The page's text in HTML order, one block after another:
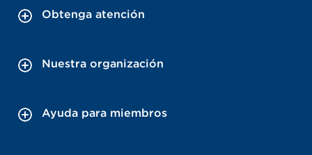
Obtenga atención
Nuestra organización
Ayuda para miembros